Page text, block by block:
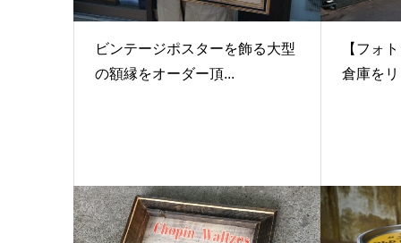
ビンテージポスターを飾る大型
の額縁をオーダー頂...
【フォ
倉庫を